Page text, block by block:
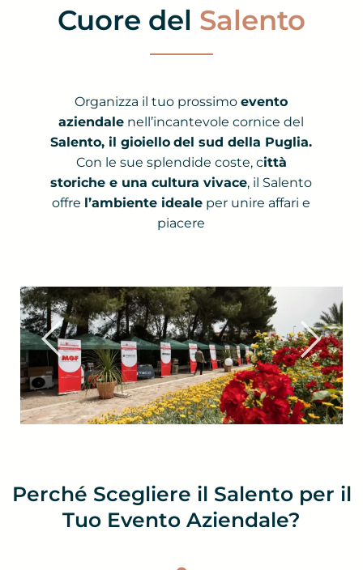
Cuore del Salento
Organizza il tuo prossimoevento
aziendale nell’incantevole cornice del
Salento, il gioiello del sud della Puglia.
Con le sue splendide coste, città
storiche e una cultura vivace, il Salento
offre l’ambiente ideale per unire affari e
piacere
Perché Scegliere il Salento per il
Tuo Evento Aziendale?